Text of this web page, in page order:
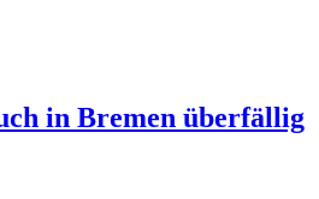
in Bremen überfällig